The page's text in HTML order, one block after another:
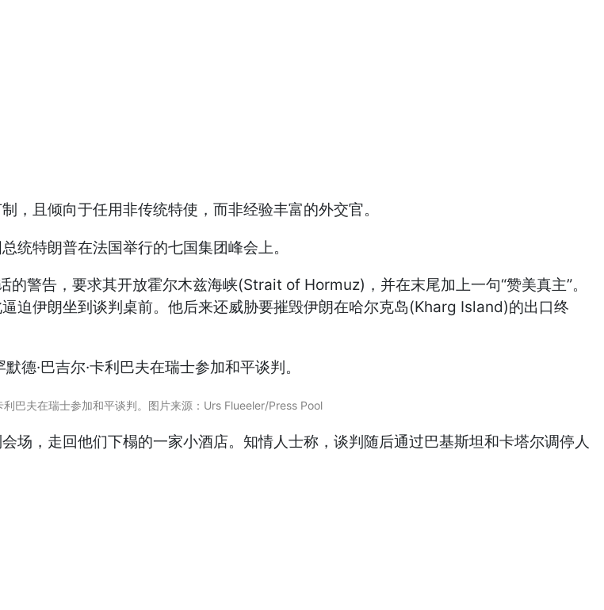
，且倾向于任用非传统特使，而非经验丰富的外交官。
警告，要求其开放霍尔木兹海峡(Strait of Hormuz)，并在末尾加上一句“赞美真主”。
迫伊朗坐到谈判桌前。他后来还威胁要摧毁伊朗在哈尔克岛(Kharg Island)的出口终
利巴夫在瑞士参加和平谈判。图片来源：Urs Flueeler/Press Pool
场，走回他们下榻的一家小酒店。知情人士称，谈判随后通过巴基斯坦和卡塔尔调停人